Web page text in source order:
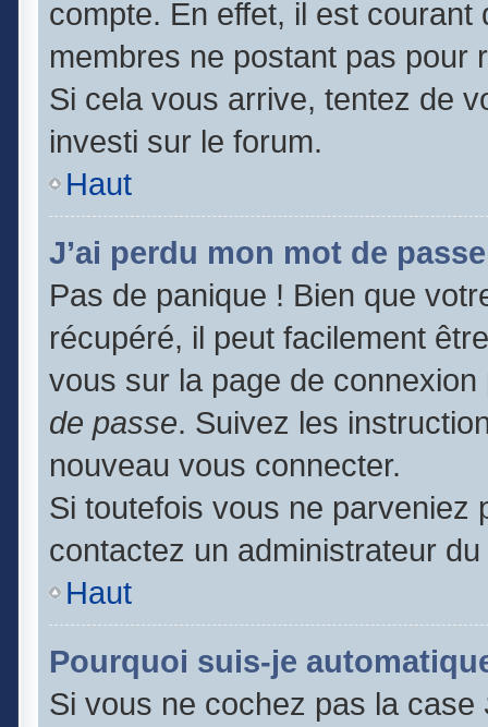
compte. En effet, il est
membres ne postant pas pour
Si cela vous arrive, tentez de
investi sur le forum.
Haut
J’ai perdu mon mot de
Pas de panique ! Bien que
récupéré, il peut facilement
vous sur la page de
de passe. Suivez les
nouveau vous connecter.
Si toutefois vous ne parveniez
contactez un administrateur
Haut
Pourquoi suis-je
Si vous ne cochez pas la case